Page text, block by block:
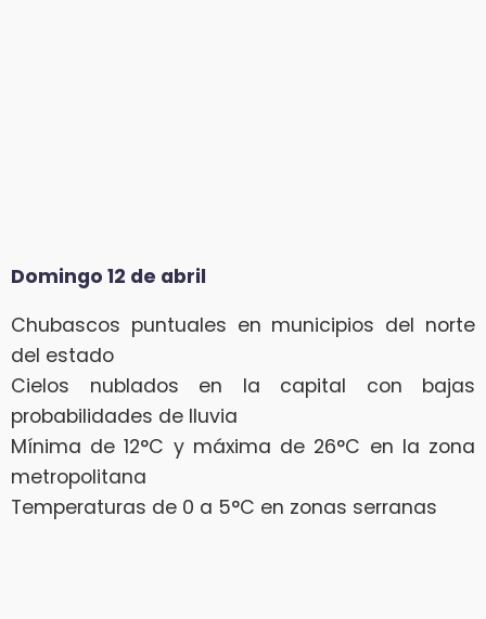
Domingo 12 de abril
Chubascos puntuales en municipios del norte
del estado
Cielos nublados en la capital con bajas
probabilidades de lluvia
Mínima de 12°C y máxima de 26°C en la zona
metropolitana
Temperaturas de 0 a 5°C en zonas serranas